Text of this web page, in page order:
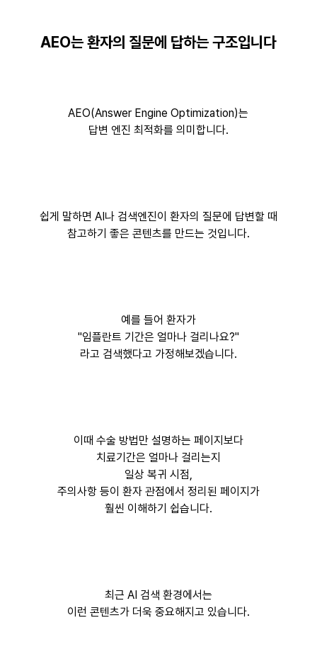
AEO는 환자의 질문에 답하는 구조입니다
AEO(Answer Engine Optimization)는
답변 엔진 최적화를 의미합니다.
쉽게 말하면 AI나 검색엔진이 환자의 질문에 답변할 때
참고하기 좋은 콘텐츠를 만드는 것입니다.
예를 들어 환자가
"임플란트 기간은 얼마나 걸리나요?"
라고 검색했다고 가정해보겠습니다.
이때 수술 방법만 설명하는 페이지보다
치료기간은 얼마나 걸리는지
일상 복귀 시점,
주의사항 등이 환자 관점에서 정리된 페이지가
훨씬 이해하기 쉽습니다.
최근 AI 검색 환경에서는
이런 콘텐츠가 더욱 중요해지고 있습니다.